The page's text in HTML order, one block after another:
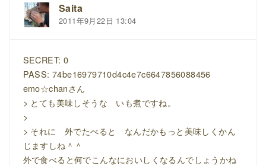
Saita
2011年9月22日 13:04
SECRET: 0
PASS: 74be16979710d4c4e7c6647856088456
emo☆chanさん
> とても美味しそうな いも煮ですね。
>
> それに 外でたべると なんだかもっと美味しくかん
じますしね＾＾
外で食べると何でこんなにおいしくなるんでしょうかね